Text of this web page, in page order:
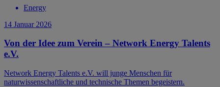
Energy
14 Januar 2026
Von der Idee zum Verein – Network Energy Talents
e.V.
Network Energy Talents e.V. will junge Menschen für
naturwissenschaftliche und technische Themen begeistern.